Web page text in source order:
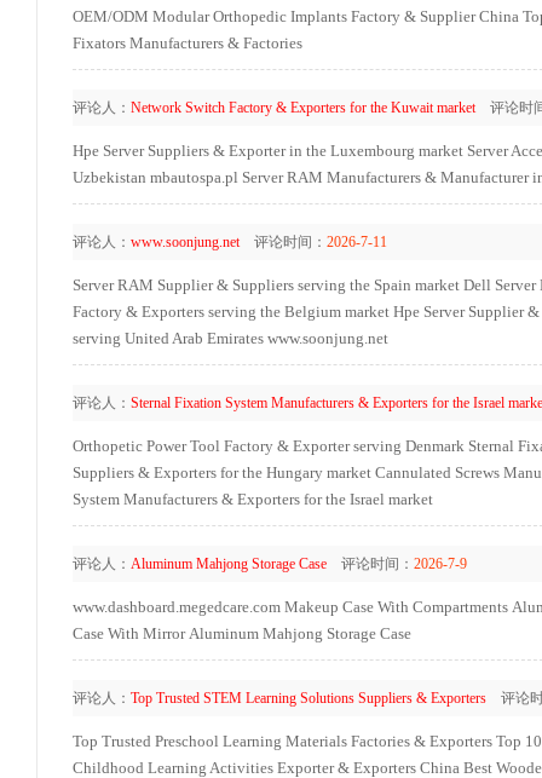
OEM/ODM Modular Orthopedic Implants Factory & Supplier China
Fixators Manufacturers & Factories
评论人： Network Switch Factory & Exporters for the Kuwait market评论时
Hpe Server Suppliers & Exporter in the Luxembourg market Server
Uzbekistan mbautospa.pl Server RAM Manufacturers & Manufacturer
评论人： www.soonjung.net评论时间： 2026-7-11
Server RAM Supplier & Suppliers serving the Spain market Dell Server
Factory & Exporters serving the Belgium market Hpe Server Supplier
serving United Arab Emirates www.soonjung.net
评论人： Sternal Fixation System Manufacturers & Exporters for the Israel
Orthopetic Power Tool Factory & Exporter serving Denmark Sternal
Suppliers & Exporters for the Hungary market Cannulated Screws
System Manufacturers & Exporters for the Israel market
评论人： Aluminum Mahjong Storage Case 评论时间： 2026-7-9
www.dashboard.megedcare.com Makeup Case With Compartments
Case With Mirror Aluminum Mahjong Storage Case
评论人： Top Trusted STEM Learning Solutions Suppliers & Exporters 评论
Top Trusted Preschool Learning Materials Factories & Exporters Top
Childhood Learning Activities Exporter & Exporters China Best